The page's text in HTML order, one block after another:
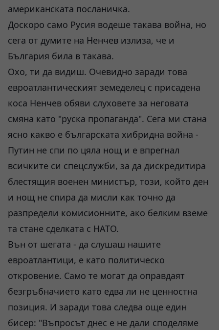
американската посланичка.
Доскоро само Русия водеше такава война, но
сега от думите на Ненчев излиза, че и
България била в такава.
Охо, ти да видиш. Очевидно заради това
евроатлантическият земеделец с присадена
коса Ненчев обяви слуховете за неговата
смяна като "руска пропаганда". Сега ми стана
ясно какво е българската хибридна война -
Путин не спи по цяла нощ и е впрегнал
всичките си спецслужби, за да дискредитира
блестящия военен министър, този, който ден
и нощ не спира да мисли как точно да
разпредели комисионните, ако белким вземе
та стане сделката с НАТО.
Вън от шегата - да слушаш нашите
евроатлантици, е като политическо
откровение. Само те могат да оправдаят
безгръбначието като едва ли не ценностна
позиция. И заради това следва още един
бисер: "Въпросът днес е не дали споделяме